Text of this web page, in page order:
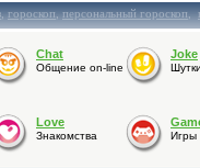
,гороскоп,персональный гороскоп,
Chat
Общение on-line
Joke
Love
Знакомства Игры